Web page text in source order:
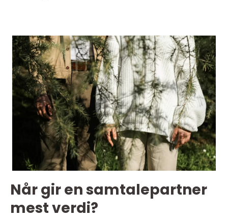
Når gir en samtalepartner
mest verdi?